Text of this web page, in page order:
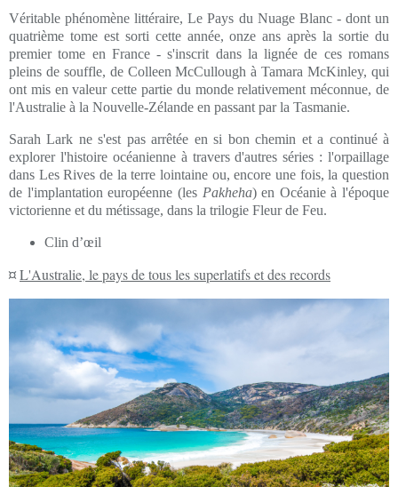
Véritable phénomène littéraire, Le Pays du Nuage Blanc - dont un
quatrième tome est sorti cette année, onze ans après la sortie du
premier tome en France - s'inscrit dans la lignée de ces romans
pleins de souffle, de Colleen McCullough à Tamara McKinley, qui
ont mis en valeur cette partie du monde relativement méconnue, de
l'Australie à la Nouvelle-Zélande en passant par la Tasmanie.
Sarah Lark ne s'est pas arrêtée en si bon chemin et a continué à
explorer l'histoire océanienne à travers d'autres séries : l'orpaillage
dans Les Rives de la terre lointaine ou, encore une fois, la question
de l'implantation européenne (les Pakheha) en Océanie à l'époque
victorienne et du métissage, dans la trilogie Fleur de Feu.
Clin d’œil
¤L'Australie, le pays de tous les superlatifs et des records